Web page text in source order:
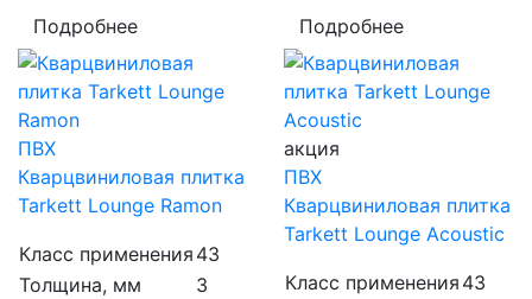
Подробнее Подробнее
ПВХ
Кварцвиниловая плитка
Tarkett Lounge Ramon
Класс применения 43
Толщина, мм
3
акция
ПВХ
Кварцвиниловая плитка
Tarkett Lounge Acoustic
Класс применения 43